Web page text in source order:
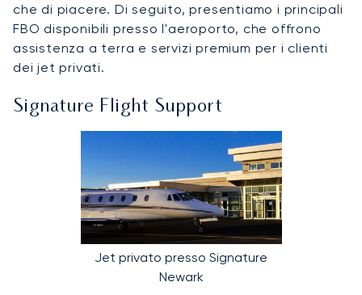
che di piacere. Di seguito, presentiamo i principali
FBO disponibili presso l'aeroporto, che offrono
assistenza a terra e servizi premium per i clienti
dei jet privati.
Signature Flight Support
Jet privato presso Signature
Newark